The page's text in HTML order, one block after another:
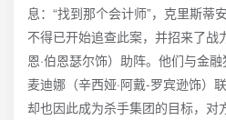
息：“找到那个会计师”，克里斯蒂
不得已开始追查此案，并招来了战
恩·伯恩瑟尔饰）助阵。他们与金
麦迪娜（辛西娅·阿戴-罗宾逊饰）
却也因此成为杀手集团的目标，对